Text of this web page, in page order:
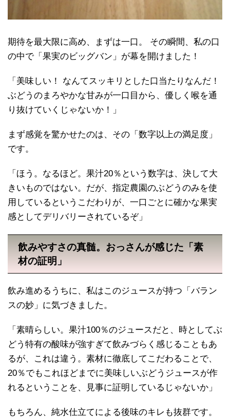
期待を最大限に高め、まずは一口。 その瞬間、私の口
の中で「果実のビッグバン」が幕を開けました！
「美味しい！ なんてスッキリとした口当たりなんだ！
ぶどうのまろやかな甘みが一口目から、優しく喉を通
り抜けていくじゃないか！」
まず感覚を驚かせたのは、その「数字以上の満足度」
です。
「ほう。なるほど。果汁20％という数字は、決して大
きいものではない。だが、指定農園のぶどうのみを使
用しているというこだわりが、一口ごとに確かな果実
感としてデリバリーされているぞ」
飲みやすさの真髄。おっさんが感じた「素
材の証明」
飲み進めるうちに、私はこのジュースが持つ「バラン
スの妙」に気づきました。
「素晴らしい。果汁100％のジュースだと、時としてぶ
どう特有の酸味が強すぎて飲みづらく感じることもあ
るが、これは違う。素材に徹底してこだわることで、
20％でもこれほどまでに美味しいぶどうジュースが作
れるということを、見事に証明しているじゃないか」
もちろん、純水仕立てによる後味のキレも抜群です。